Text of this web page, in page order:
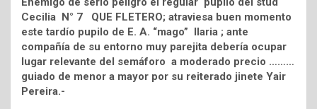
Cecilia N° 7 QUE FLETERO; atraviesa buen momento
este tardío pupilo de E. A. “mago” Ilaria ; ante
compañía de su entorno muy parejita debería ocupar
lugar relevante del semáforo a moderado precio ………
guiado de menor a mayor por su reiterado jinete Yair
Pereira.-